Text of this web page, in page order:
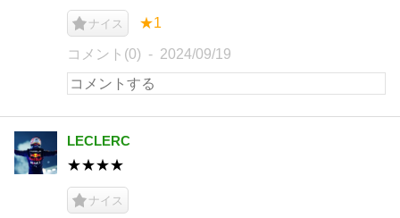
ナイス ★1
コメント(0) 2024/09/19
LECLERC
★★★★
ナイス